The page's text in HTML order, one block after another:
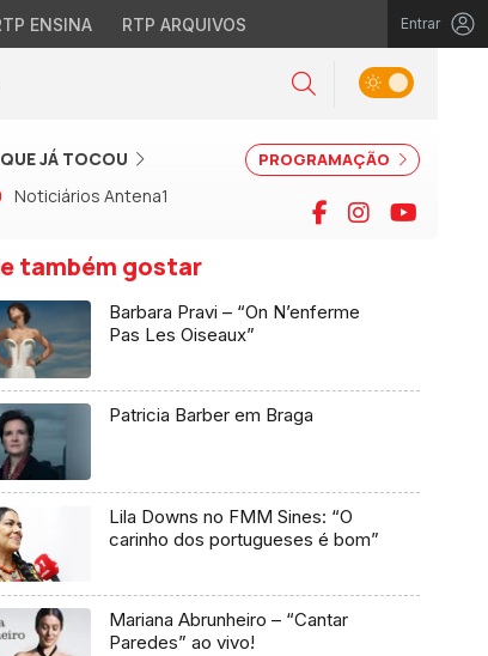
ENSINA RTP ARQUIVOS Entrar
Pesquisar
Alternar tema
PROGRAMAÇÃO
JÁ TOCOU
Noticiários Antena1 Facebook
Instagram
também gostar
Barbara Pravi – “On N’enferme
Pas Les Oiseaux”
Patricia Barber em Braga
Lila Downs no FMM Sines: “O
carinho dos portugueses é bom”
Mariana Abrunheiro – “Cantar
Paredes” ao vivo!